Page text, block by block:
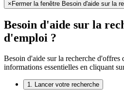
× Fermer la fenêtre Besoin d'aide sur la
Besoin d'aide sur la
d'emploi ?
Besoin d'aide sur la recherche d'offres
informations essentielles en cliquant
1. Lancer votre recherche